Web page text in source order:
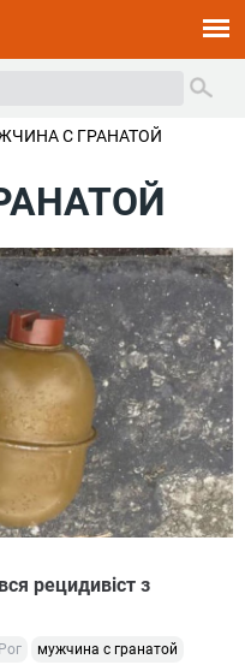
С ГРАНАТОЙ
рецидивіст з
мужчина с гранатой